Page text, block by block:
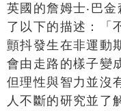
英國的詹姆士‧巴
了以下的描述：「
顫抖發生在非運動
會由走路的樣子變
但理性與智力並沒
人不斷的研究並了